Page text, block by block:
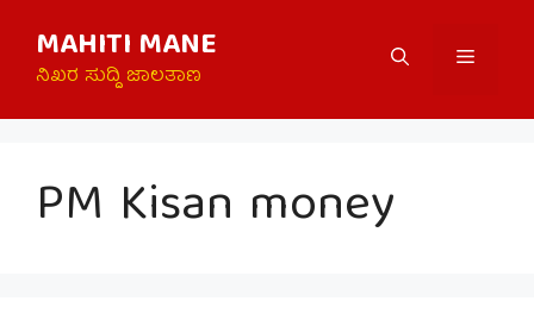
content
MAHITI MANE
ನಿಖರ ಸುದ್ದಿ ಜಾಲತಾಣ
Menu
PM Kisan money